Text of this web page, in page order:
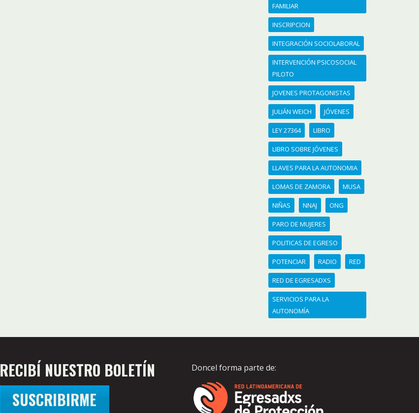
FAMILIAR
INSCRIPCION
INTEGRACIÓN SOCIOLABORAL
INTERVENCIÓN PSICOSOCIAL
PILOTO
JOVENES PROTAGONISTAS
JULIÁN WEICH JÓVENES
LEY 27364 LIBRO
LIBRO SOBRE JÓVENES
LLAVES PARA LA AUTONOMIA
LOMAS DE ZAMORA MUSA
NIÑAS NNAJ ONG
PARO DE MUJERES
POLITICAS DE EGRESO
POTENCIAR RADIO RED
RED DE EGRESADXS
SERVICIOS PARA LA
AUTONOMÍA
RECIBÍ NUESTRO BOLETÍN
SUSCRIBIRME
Doncel forma parte de: